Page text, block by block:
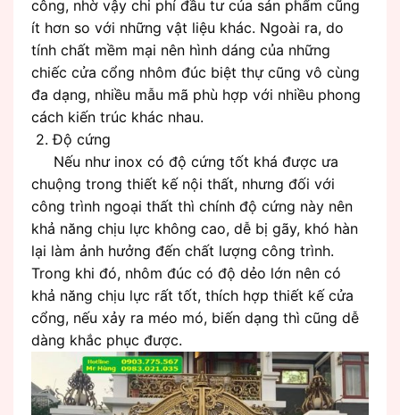
công, nhờ vậy chi phí đầu tư của sản phẩm cũng
ít hơn so với những vật liệu khác. Ngoài ra, do
tính chất mềm mại nên hình dáng của những
chiếc cửa cổng nhôm đúc biệt thự cũng vô cùng
đa dạng, nhiều mẫu mã phù hợp với nhiều phong
cách kiến trúc khác nhau.
2. Độ cứng
Nếu như inox có độ cứng tốt khá được ưa
chuộng trong thiết kế nội thất, nhưng đối với
công trình ngoại thất thì chính độ cứng này nên
khả năng chịu lực không cao, dễ bị gãy, khó hàn
lại làm ảnh hưởng đến chất lượng công trình.
Trong khi đó, nhôm đúc có độ dẻo lớn nên có
khả năng chịu lực rất tốt, thích hợp thiết kế cửa
cổng, nếu xảy ra méo mó, biến dạng thì cũng dễ
dàng khắc phục được.